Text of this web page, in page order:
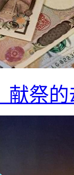
献祭